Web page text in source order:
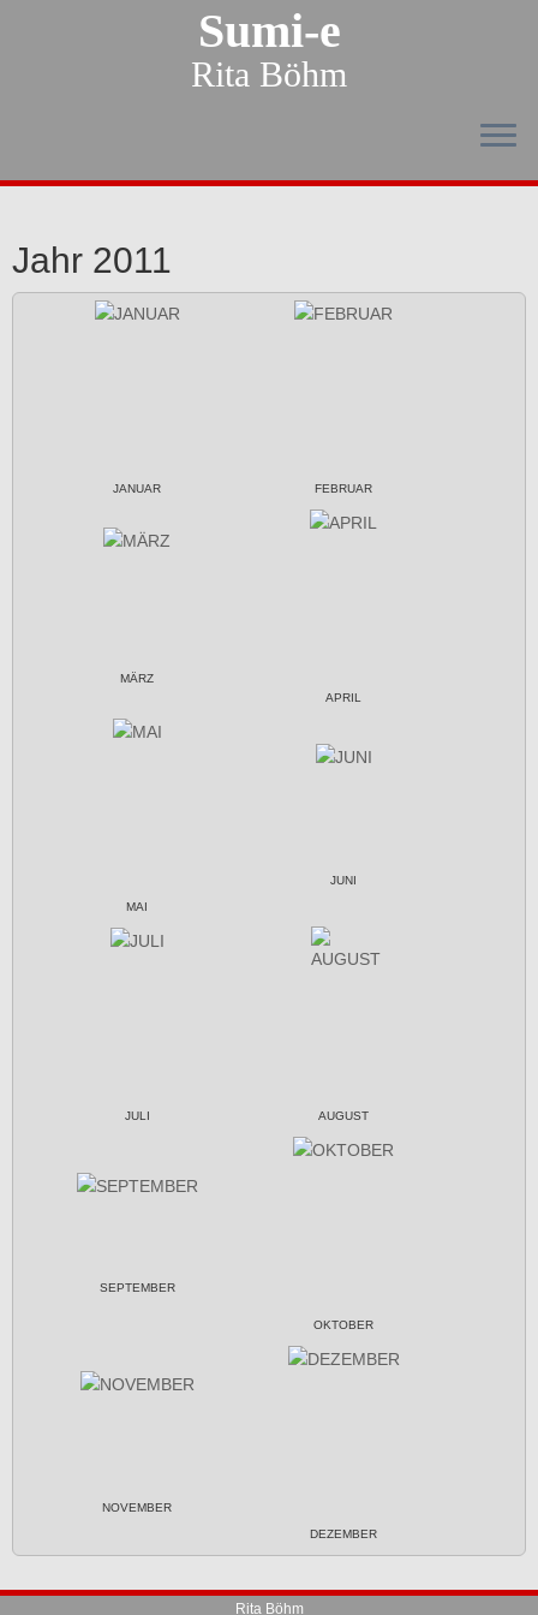
Sumi-e
Rita Böhm
Jahr 2011
JANUAR FEBRUAR
MÄRZ
APRIL
MAI
JUNI
JULI AUGUST
SEPTEMBER
OKTOBER
NOVEMBER
DEZEMBER
Rita Böhm